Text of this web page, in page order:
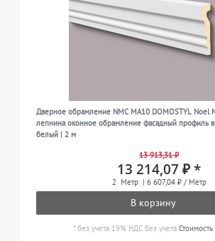
Дверное обрамление NMC MA10 DOMOSTYL Noel
лепнина оконное обрамление фасадный профиль
белый | 2 м
13 913,31 ₽
13 214,07 ₽ *
2 Метр | 6 607,04 ₽ / Метр
В корзину
*без учета 19% НДС без учета Стоимость